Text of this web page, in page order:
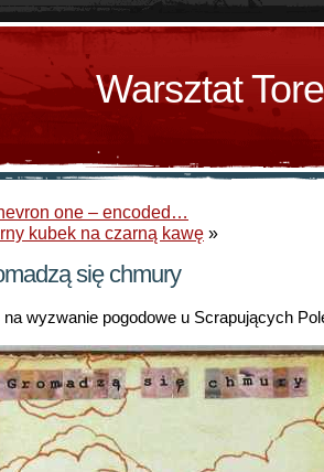
Warsztat
one – encoded…
kubek na czarną kawę »
się chmury
na wyzwanie pogodowe u Scrapujących